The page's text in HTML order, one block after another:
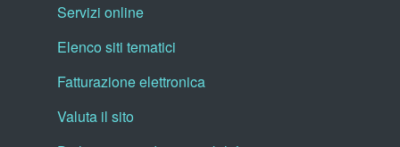
Servizi online
Elenco siti tematici
Fatturazione elettronica
Valuta il sito